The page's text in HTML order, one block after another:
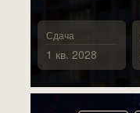
1 кв. 2028
Сдача